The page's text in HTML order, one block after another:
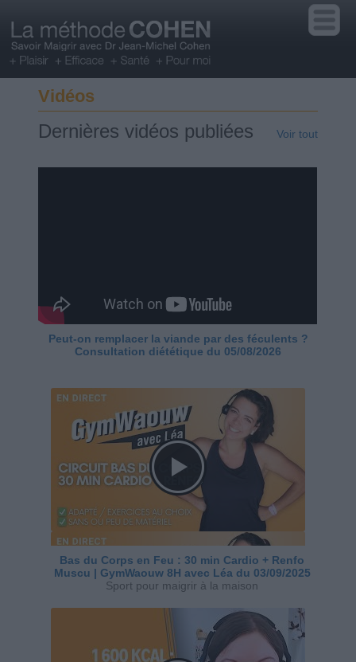
Vidéos
Dernières vidéos publiées Voir tout
Peut-on remplacer la viande par des féculents ?
Consultation diététique du 05/08/2026
Bas du Corps en Feu : 30 min Cardio + Renfo
Muscu | GymWaouw 8H avec Léa du 03/09/2025
Sport pour maigrir à la maison